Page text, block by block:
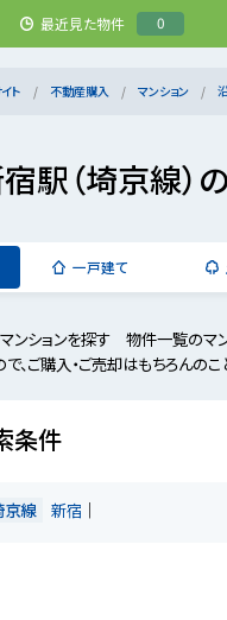
最近見た物件 0
ト 不動産購入 マンション
駅（埼京線
一戸建て
マンションを探す 物件一覧のマ
、ご購入・ご売却はもちろんの
条件
京線 新宿